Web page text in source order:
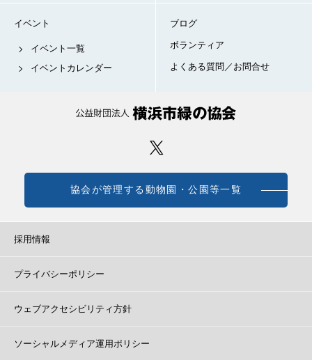
イベント
イベント一覧
イベントカレンダー
ブログ
ボランティア
よくある質問／お問合せ
協会が管理する動物園・公園等一覧
採用情報
プライバシーポリシー
ウェブアクセシビリティ方針
ソーシャルメディア運用ポリシー